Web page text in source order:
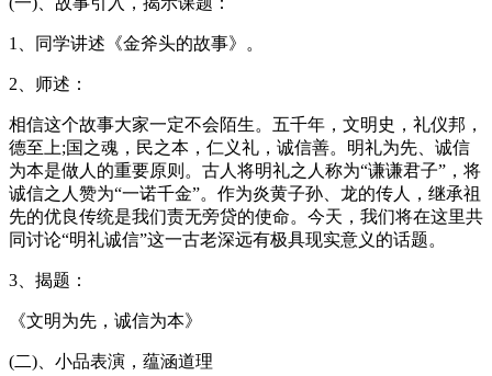
1、同学讲述《金斧头的故事》。
2、师述：
相信这个故事大家一定不会陌生。五千年，文明史，礼仪邦，
德至上;国之魂，民之本，仁义礼，诚信善。明礼为先、诚信
为本是做人的重要原则。古人将明礼之人称为“谦谦君子”，将
诚信之人赞为“一诺千金”。作为炎黄子孙、龙的传人，继承祖
先的优良传统是我们责无旁贷的使命。今天，我们将在这里共
同讨论“明礼诚信”这一古老深远有极具现实意义的话题。
3、揭题：
《文明为先，诚信为本》
(二)、小品表演，蕴涵道理